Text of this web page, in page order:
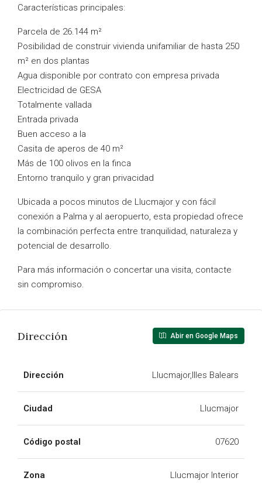
Características principales:
Parcela de 26.144 m²
Posibilidad de construir vivienda unifamiliar de hasta 250
m² en dos plantas
Agua disponible por contrato con empresa privada
Electricidad de GESA
Totalmente vallada
Entrada privada
Buen acceso a la
Casita de aperos de 40 m²
Más de 100 olivos en la finca
Entorno tranquilo y gran privacidad
Ubicada a pocos minutos de Llucmajor y con fácil
conexión a Palma y al aeropuerto, esta propiedad ofrece
la combinación perfecta entre tranquilidad, naturaleza y
potencial de desarrollo.
Para más información o concertar una visita, contacte
sin compromiso.
Dirección Abir en Google Maps
Dirección Llucmajor,Illes Balears
Ciudad Llucmajor
Código postal 07620
Zona Llucmajor Interior